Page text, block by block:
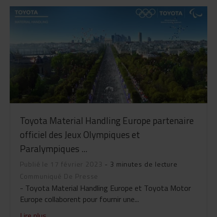
Toyota Material Handling Europe partenaire
officiel des Jeux Olympiques et
Paralympiques ...
Publié le 17 février 2023 - 3 minutes de lecture
Communiqué De Presse
- Toyota Material Handling Europe et Toyota Motor
Europe collaborent pour fournir une...